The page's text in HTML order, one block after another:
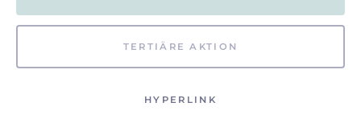
TERTIÄRE AKTION
HYPERLINK